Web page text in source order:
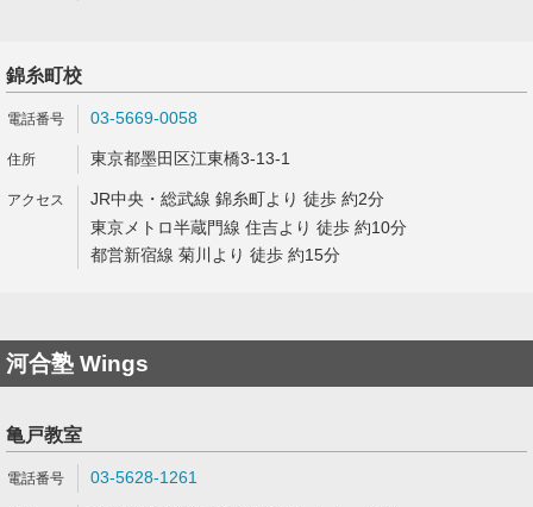
錦糸町校
03-5669-0058
東京都墨田区江東橋3-13-1
JR中央・総武線 錦糸町より 徒歩 約2分
東京メトロ半蔵門線 住吉より 徒歩 約10分
都営新宿線 菊川より 徒歩 約15分
河合塾 Wings
亀戸教室
03-5628-1261